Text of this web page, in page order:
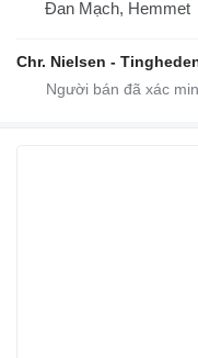
Đan Mạch, Hemmet
Chr. Nielsen -